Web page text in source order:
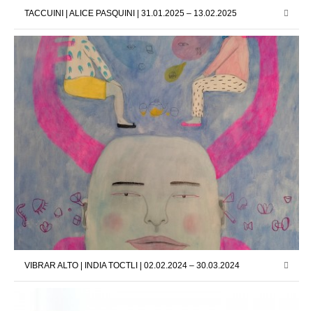
TACCUINI | ALICE PASQUINI | 31.01.2025 – 13.02.2025
VIBRAR ALTO | INDIA TOCTLI | 02.02.2024 – 30.03.2024